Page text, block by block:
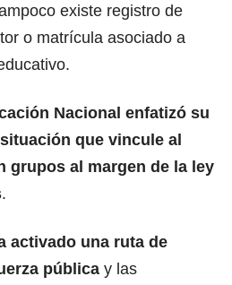
existe registro de
o matrícula asociado a
Nacional enfatizó su
que vincule al
grupos al margen de la ley
.
activado una ruta de
pública y las